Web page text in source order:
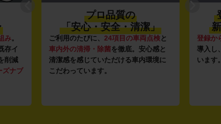
検と
感と
境に
登録から4年未満の
新しい車がいっぱい♪
登録から4年未満の新しいクルマを多数
導入し、快適な車両の提供を追求して
います。もちろん追加料金は0円です。
全
全国47
駅チカ
店舗で